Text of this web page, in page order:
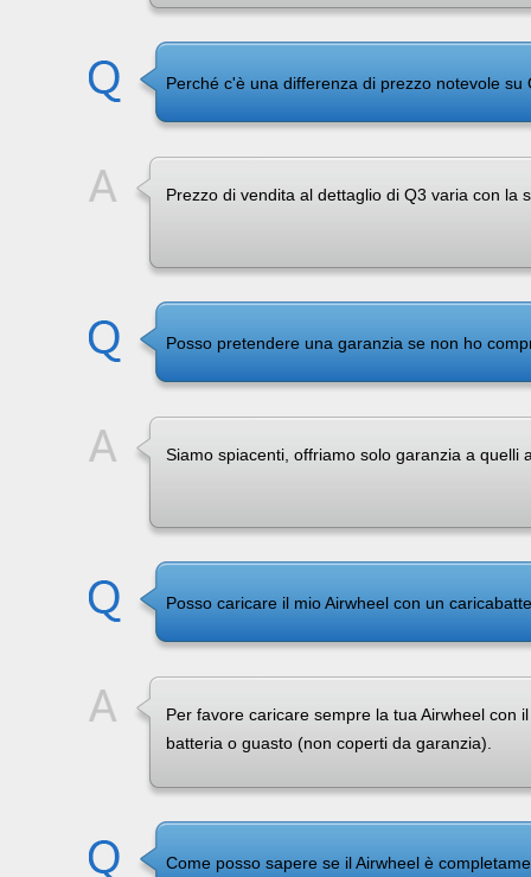
Perché c'è una differenza di prezzo notevole su
Prezzo di vendita al dettaglio di Q3 varia con la
Posso pretendere una garanzia se non ho
Siamo spiacenti, offriamo solo garanzia a quelli
Posso caricare il mio Airwheel con un
Per favore caricare sempre la tua Airwheel con
batteria o guasto (non coperti da garanzia).
Come posso sapere se il Airwheel è